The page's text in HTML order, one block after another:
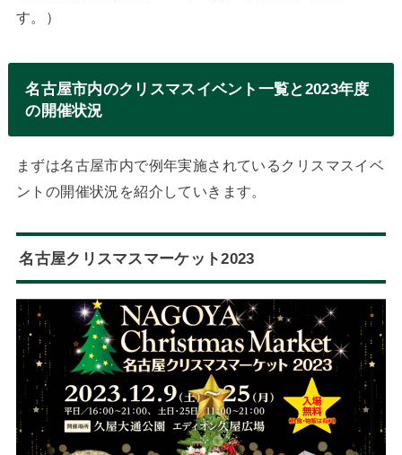
す。）
名古屋市内のクリスマスイベント一覧と2023年度
の開催状況
まずは名古屋市内で例年実施されているクリスマスイベ
ントの開催状況を紹介していきます。
名古屋クリスマスマーケット2023